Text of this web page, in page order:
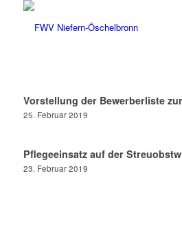
Vorstellung der Bewerberliste
25. Februar 2019
Pflegeeinsatz auf der
23. Februar 2019